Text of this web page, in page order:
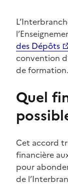
des Dépôts
convention
de formation.
Quel
Cet accord
financière
pour
de